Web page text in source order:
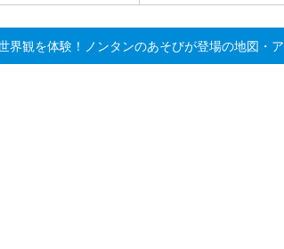
界観を体験！ノンタンのあそびが登場の地図・